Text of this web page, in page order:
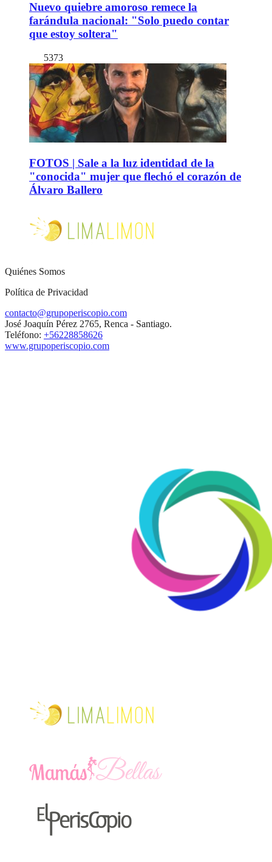
Nuevo quiebre amoroso remece la
farándula nacional: "Solo puedo contar
que estoy soltera"
5373
FOTOS | Sale a la luz identidad de la
"conocida" mujer que flechó el corazón de
Álvaro Ballero
Quiénes Somos
Política de Privacidad
contacto@grupoperiscopio.com
José Joaquín Pérez 2765, Renca - Santiago.
Teléfono: +56228858626
www.grupoperiscopio.com